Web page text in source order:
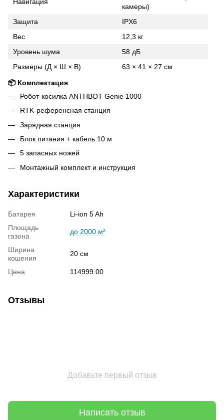
камеры)
Защита
IPX6
Вес
12,3 кг
Уровень шума
58 дБ
Размеры (Д × Ш × В)
63 × 41 × 27 см
📦 Комплектация
Робот-косилка ANTHBOT Genie 1000
RTK-референсная станция
Зарядная станция
Блок питания + кабель 10 м
5 запасных ножей
Монтажный комплект и инструкция
Характеристики
Батарея
Li-ion 5 Ah
Площадь
газона
до 2000 м²
Ширина
кошения
20 см
Цена 114999.00
Отзывы
Добавьте первый отзыв
Написать отзыв